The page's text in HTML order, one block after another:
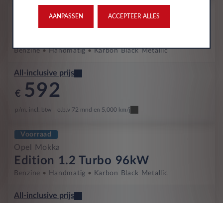
Benzine Handmatig Karbon Black Metallic
All-inclusive prijs
€ 592
p/m. incl. btw o.b.v 72 mnd en 5,000 km/j
Voorraad
Opel Mokka
Edition 1.2 Turbo 96kW
Benzine Handmatig Karbon Black Metallic
All-inclusive prijs
AANPASSEN ACCEPTEER ALLES